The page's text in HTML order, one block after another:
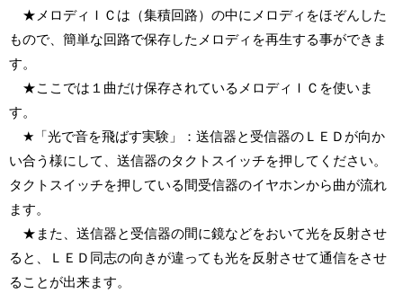
★メロディＩＣは（集積回路）の中にメロディをほぞんした
もので、簡単な回路で保存したメロディを再生する事ができま
す。
★ここでは１曲だけ保存されているメロディＩＣを使いま
す。
★「光で音を飛ばす実験」：送信器と受信器のＬＥＤが向か
い合う様にして、送信器のタクトスイッチを押してください。
タクトスイッチを押している間受信器のイヤホンから曲が流れ
ます。
★また、送信器と受信器の間に鏡などをおいて光を反射させ
ると、ＬＥＤ同志の向きが違っても光を反射させて通信をさせ
ることが出来ます。